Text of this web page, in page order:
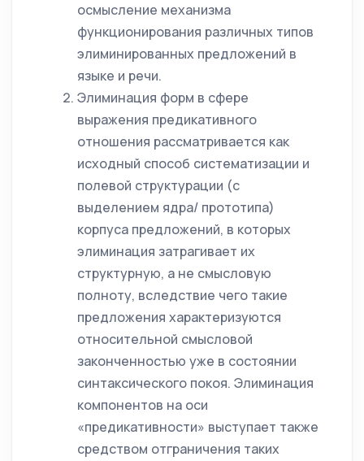
осмысление механизма
функционирования различных типов
элиминированных предложений в
языке и речи.
Элиминация форм в сфере
выражения предикативного
отношения рассматривается как
исходный способ систематизации и
полевой структурации (с
выделением ядра/ прототипа)
корпуса предложений, в которых
элиминация затрагивает их
структурную, а не смысловую
полноту, вследствие чего такие
предложения характеризуются
относительной смысловой
законченностью уже в состоянии
синтаксического покоя. Элиминация
компонентов на оси
«предикативности» выступает также
средством отграничения таких